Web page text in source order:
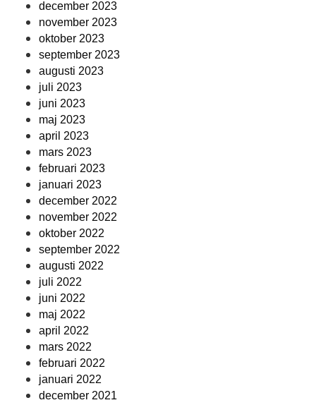
december 2023
november 2023
oktober 2023
september 2023
augusti 2023
juli 2023
juni 2023
maj 2023
april 2023
mars 2023
februari 2023
januari 2023
december 2022
november 2022
oktober 2022
september 2022
augusti 2022
juli 2022
juni 2022
maj 2022
april 2022
mars 2022
februari 2022
januari 2022
december 2021